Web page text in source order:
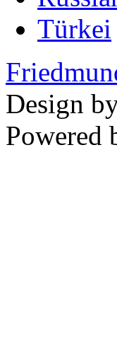
Türkei
Design
Powered